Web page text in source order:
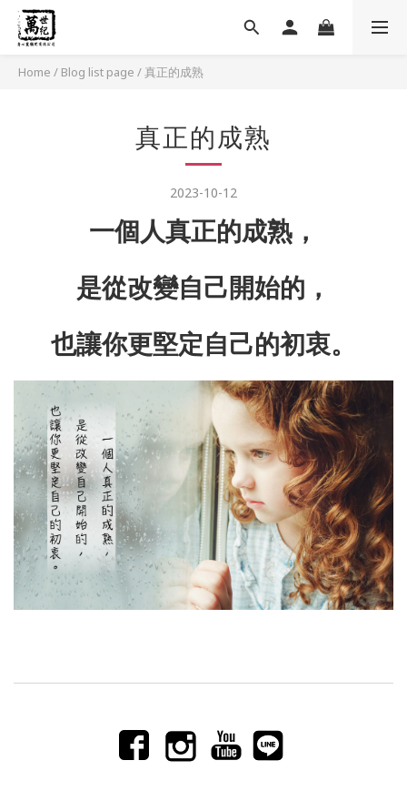
Home / Blog list page /真正的成熟
真正的成熟
2023-10-12
一個人真正的成熟，
是從改變自己開始的，
也讓你更堅定自己的初衷。